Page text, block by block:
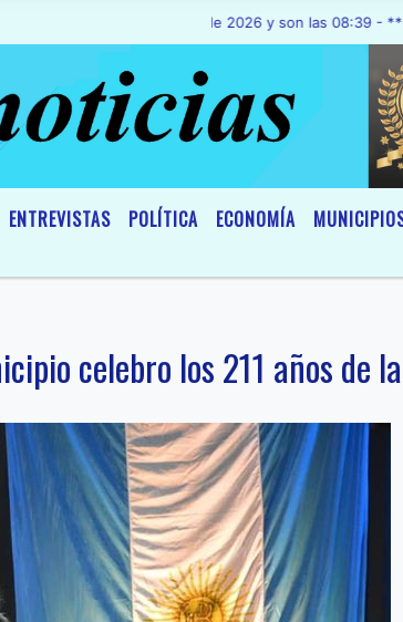
Viernes 7 de Agosto de 2026 y son las 08:39 - ** La
ENTREVISTAS POLÍTICA ECONOMÍA
celebro los 211 años de